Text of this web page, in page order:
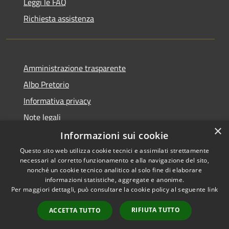
Richiesta assistenza
Amministrazione trasparente
Albo Pretorio
Informativa privacy
Note legali
Dichiarazione di accessibilità
RSS
Accessibilità
Copyright © 2021 • Città
di San Benedetto Po •
Powered byMunicipium
Accesso redazione
×
Informazioni sui cookie
Questo sito web utilizza cookie tecnici e assimilati strettamente
necessari al corretto funzionamento e alla navigazione del sito,
nonché un cookie tecnico analitico al solo fine di elaborare
informazioni statistiche, aggregate e anonime.
Per maggiori dettagli, può consultare la cookie policy al seguente link
ACCETTA TUTTO RIFIUTA TUTTO